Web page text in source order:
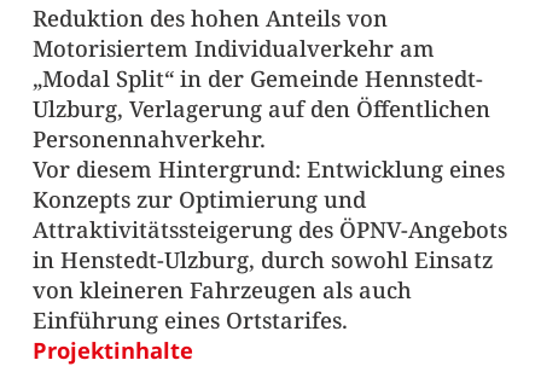
Reduktion des hohen Anteils von
Motorisiertem Individualverkehr am
„Modal Split“ in der Gemeinde Hennstedt-
Ulzburg, Verlagerung auf den Öffentlichen
Personennahverkehr.
Vor diesem Hintergrund: Entwicklung eines
Konzepts zur Optimierung und
Attraktivitätssteigerung des ÖPNV-Angebots
in Henstedt-Ulzburg, durch sowohl Einsatz
von kleineren Fahrzeugen als auch
Einführung eines Ortstarifes.
Projektinhalte